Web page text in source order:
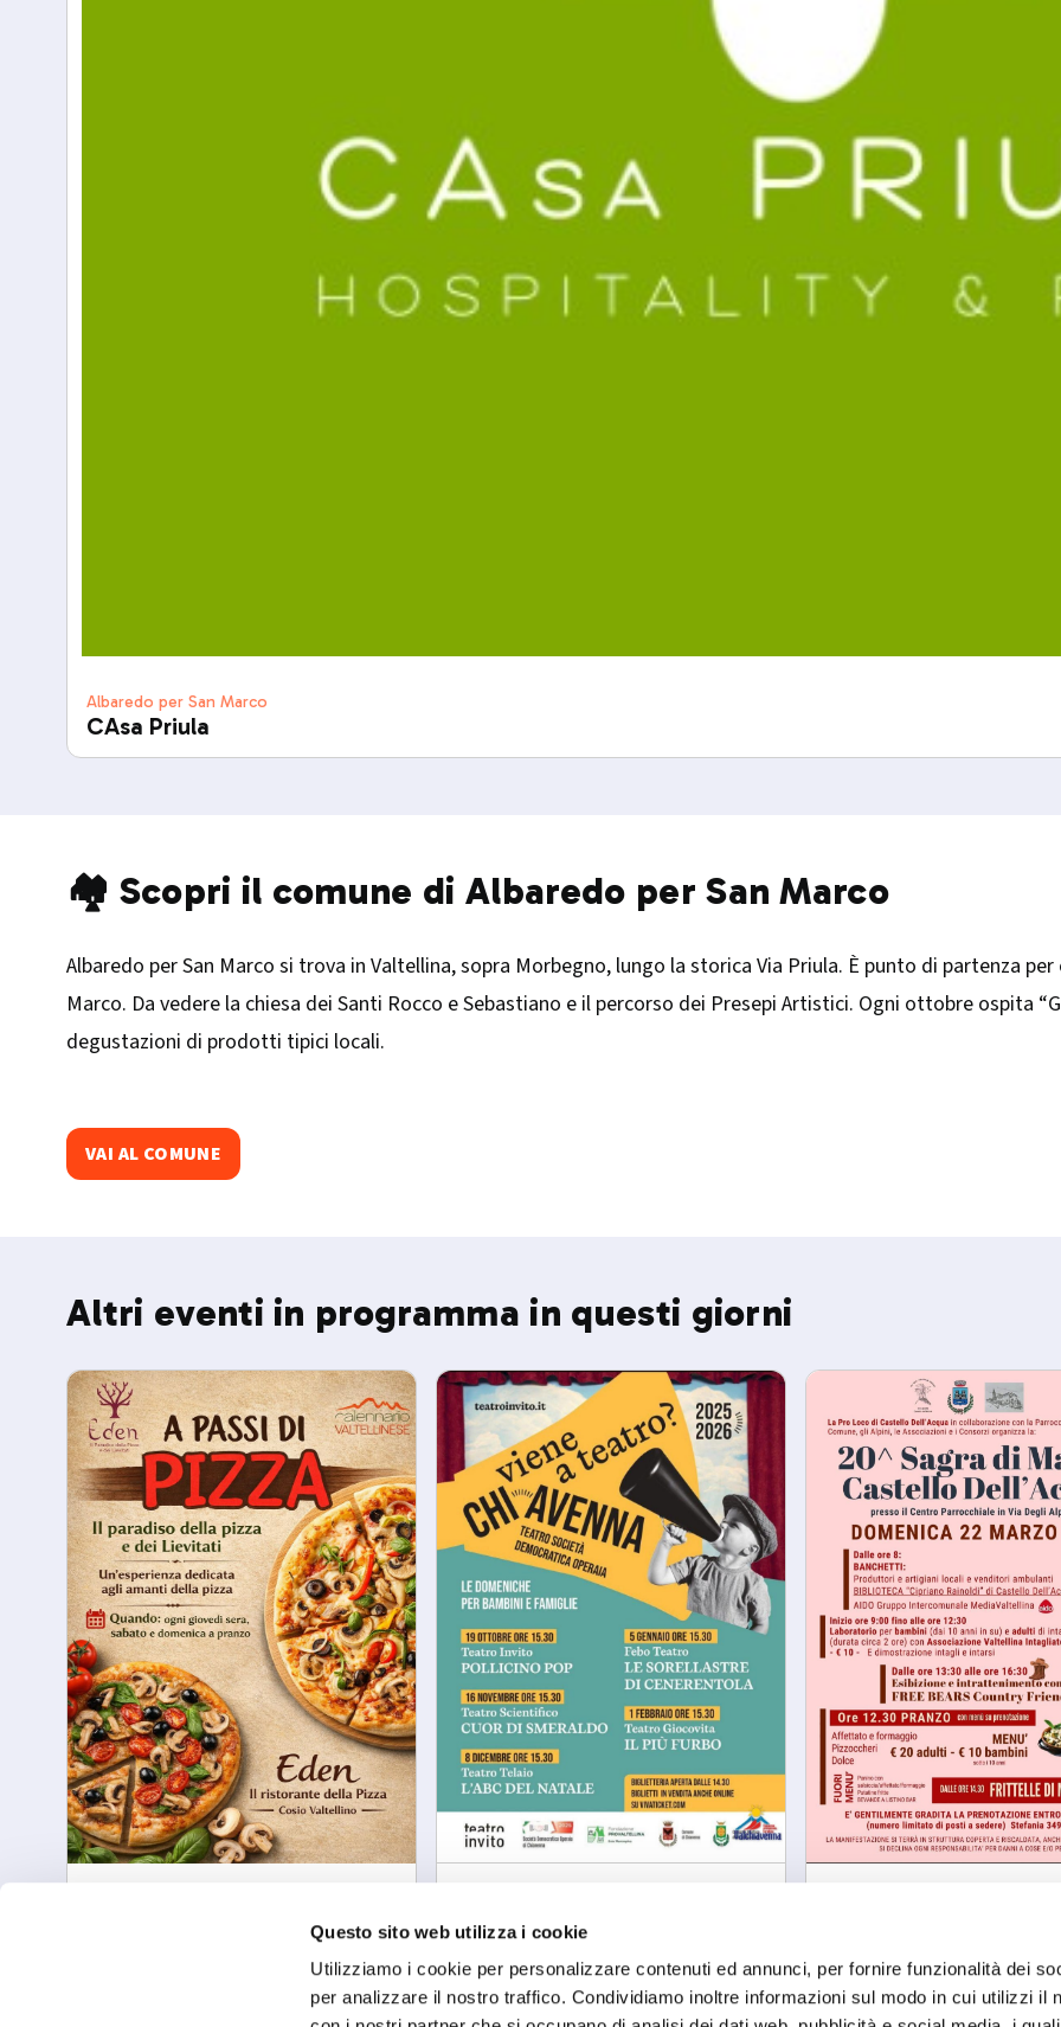
Questo sito web utilizza i cookie
Utilizziamo i cookie per personalizzare contenuti ed annunci, per fornire funzionalità dei
per analizzare il nostro traffico. Condividiamo inoltre informazioni sul modo in cui utilizzi il
Albaredo per San Marco
CAsa Priula
🏘️ Scopri il comune di Albaredo per San Marco
Albaredo per San Marco si trova in Valtellina, sopra Morbegno, lungo la storica Via Priula. È punto di partenza
Marco. Da vedere la chiesa dei Santi Rocco e Sebastiano e il percorso dei Presepi Artistici. Ogni ottobre ospita
degustazioni di prodotti tipici locali.​
VAI AL COMUNE
Altri eventi in programma in questi giorni
Chi viene a Teatro
mar, 08/12/2026